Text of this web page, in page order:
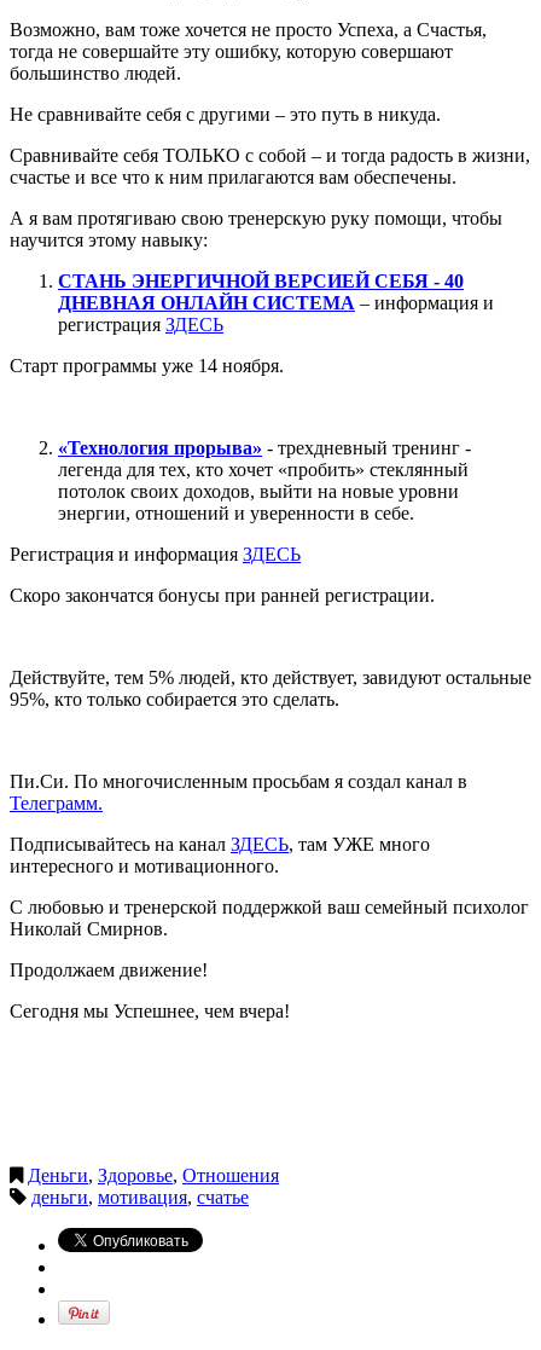
Возможно, вам тоже хочется не просто Успеха, а Счастья,
тогда не совершайте эту ошибку, которую совершают
большинство людей.
Не сравнивайте себя с другими – это путь в никуда.
Сравнивайте себя ТОЛЬКО с собой – и тогда радость в жизни,
счастье и все что к ним прилагаются вам обеспечены.
А я вам протягиваю свою тренерскую руку помощи, чтобы
научится этому навыку:
СТАНЬ ЭНЕРГИЧНОЙ ВЕРСИЕЙ СЕБЯ - 40
ДНЕВНАЯ ОНЛАЙН СИСТЕМА – информация и
регистрация ЗДЕСЬ
Старт программы уже 14 ноября.
«Технология прорыва» - трехдневный тренинг -
легенда для тех, кто хочет «пробить» стеклянный
потолок своих доходов, выйти на новые уровни
энергии, отношений и уверенности в себе.
Регистрация и информация ЗДЕСЬ
Скоро закончатся бонусы при ранней регистрации.
Действуйте, тем 5% людей, кто действует, завидуют остальные
95%, кто только собирается это сделать.
Пи.Си. По многочисленным просьбам я создал канал в
Телеграмм.
Подписывайтесь на канал ЗДЕСЬ, там УЖЕ много
интересного и мотивационного.
С любовью и тренерской поддержкой ваш семейный психолог
Николай Смирнов.
Продолжаем движение!
Сегодня мы Успешнее, чем вчера!
Деньги, Здоровье, Отношения
деньги, мотивация, счатье